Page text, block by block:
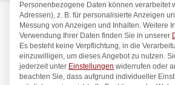
Personenbezogene Daten können verarbeitet
Adressen), z. B. für personalisierte Anzeigen
Messung von Anzeigen und Inhalten. Weitere
Verwendung Ihrer Daten finden Sie in unserer
Es besteht keine Verpflichtung, in die
einzuwilligen, um dieses Angebot zu nutzen.
jederzeit unter Einstellungen widerrufen oder
beachten Sie, dass aufgrund individueller